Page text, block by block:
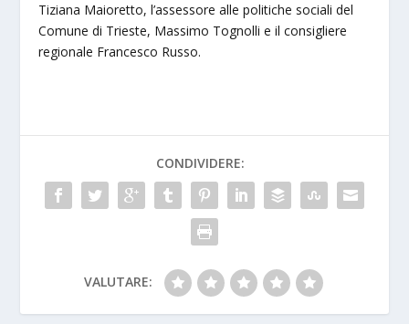
Tiziana Maioretto, l’assessore alle politiche sociali del
Comune di Trieste, Massimo Tognolli e il consigliere
regionale Francesco Russo.
CONDIVIDERE:
VALUTARE: